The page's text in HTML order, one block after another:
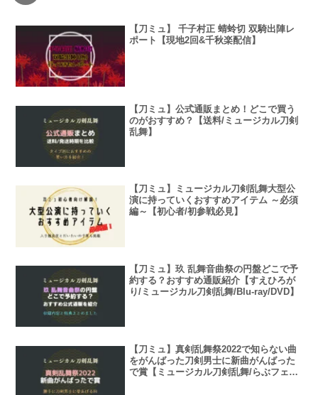
【刀ミュ】 千子村正 蜻蛉切 双騎出陣レ
ポート【現地2回&千秋楽配信】
【刀ミュ】公式通販まとめ！どこで買う
のがおすすめ？【送料/ミュージカル刀剣
乱舞】
【刀ミュ】ミュージカル刀剣乱舞大型公
演に持っていくおすすめアイテム ～必須
編～【初心者/初参戦必見】
【刀ミュ】玖 乱舞音曲祭の円盤どこで予
約する？おすすめ通販紹介【すえひろが
り/ミュージカル刀剣乱舞/Blu-ray/DVD】
【刀ミュ】真剣乱舞祭2022で知らない曲
をがんばった刀剣男士に新曲がんばった
で賞【ミュージカル刀剣乱舞/らぶフェス